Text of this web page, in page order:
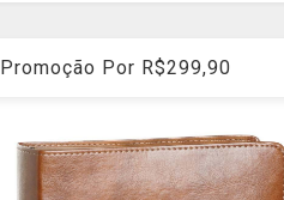
Promoção Por R$299,90